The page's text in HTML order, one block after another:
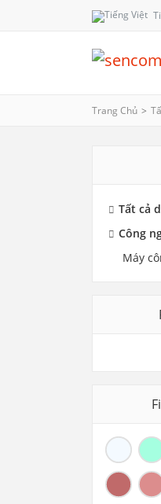
Trang Chủ
Tất cả
Công
Máy